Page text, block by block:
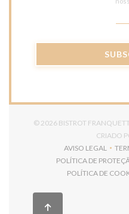
© 2026 BISTROT
CRIADO
AVISO LEGAL
((ABRE
POLÍTICA DE
POLÍTICA DE